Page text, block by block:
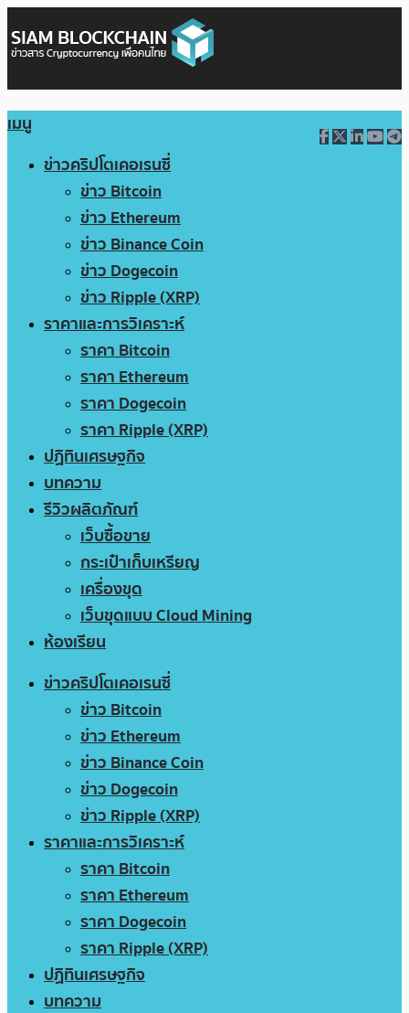
เมนู
ข่าวคริปโตเคอเรนซี่
ข่าว Bitcoin
ข่าว Ethereum
ข่าว Binance Coin
ข่าว Dogecoin
ข่าว Ripple (XRP)
ราคาและการวิเคราะห์
ราคา Bitcoin
ราคา Ethereum
ราคา Dogecoin
ราคา Ripple (XRP)
ปฏิทินเศรษฐกิจ
บทความ
รีวิวผลิตภัณฑ์
เว็บซื้อขาย
กระเป๋าเก็บเหรียญ
เครื่องขุด
เว็บขุดแบบ Cloud Mining
ห้องเรียน
ข่าวคริปโตเคอเรนซี่
ข่าว Bitcoin
ข่าว Ethereum
ข่าว Binance Coin
ข่าว Dogecoin
ข่าว Ripple (XRP)
ราคาและการวิเคราะห์
ราคา Bitcoin
ราคา Ethereum
ราคา Dogecoin
ราคา Ripple (XRP)
ปฏิทินเศรษฐกิจ
บทความ